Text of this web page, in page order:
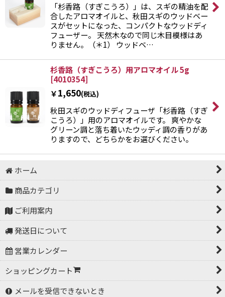
「杉香路（すぎこうろ）」は、スギの精油を配
合したアロマオイルと、秋田スギのウッドベー
スがセットになった、コンパクトなウッドディ
フューザー。 天然木なので同じ木目模様はあ
りません。（＊1） ウッドベ…
杉香路（すぎこうろ）用アロマオイル 5g
[4010354]
￥1,650(税込)
秋田スギのウッドディフューザ「杉香路（すぎ
こうろ）」用のアロマオイルです。 爽やかな
グリーン調と落ち着いたウッディ調の香りがあ
りますので、どちらかをお選びください。
ホーム
商品カテゴリ
ご利用案内
発送日について
営業カレンダー
ショッピングカート
メールを受信できないとき